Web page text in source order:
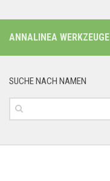
ANNALINEA WERKZEUGE
SUCHE NACH NAMEN